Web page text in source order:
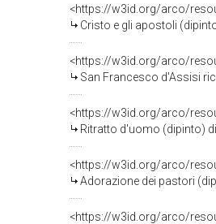
<https://w3id.org/arco/
Cristo e gli apostoli
<https://w3id.org/arco/
San Francesco d'Assisi
<https://w3id.org/arco/
Ritratto d'uomo (dipinto)
<https://w3id.org/arco/
Adorazione dei pastori
<https://w3id.org/arco/